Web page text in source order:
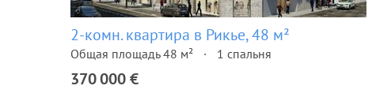
2-комн. квартира в Рикье, 48 м²
Общая площадь 48 м² 1 спальня
370 000 €